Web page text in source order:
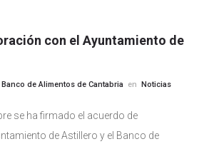
con el Ayuntamiento de
Banco de Alimentos de Cantabria en Noticias
se ha firmado el acuerdo de
de Astillero y el Banco de